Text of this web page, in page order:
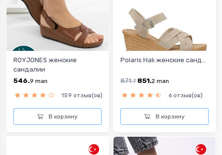
ROYJONES женские
сандалии
546.9 man
159 отзыв(ов)
В корзину
Polaris Halı женские санд...
871.7 851.2 man
6 отзыв(ов)
В корзину